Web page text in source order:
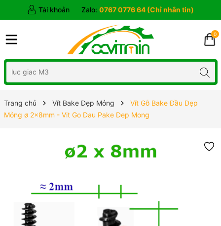
Tài khoản Zalo: 0767 0776 64 (Chỉ nhắn tin)
0
Trang chủ Vít Bake Dẹp Mỏng
Vít Gỗ Bake Đầu Dẹp
Mỏng ø 2x8mm - Vit Go Dau Pake Dep Mong